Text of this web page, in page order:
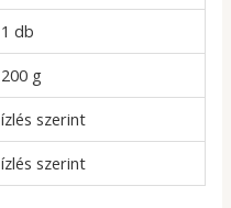
1 db
200 g
ízlés szerint
ízlés szerint